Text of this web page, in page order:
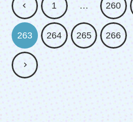
1 … 260
263 264 265 266